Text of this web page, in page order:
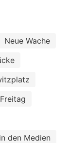
Neue Wache
Freitag
den Medien